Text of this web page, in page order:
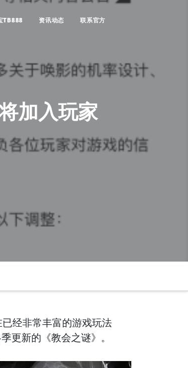
TB888 资讯动态 联系官方
加入玩家
经非常丰富的游戏玩法
更新的《教会之谜》。